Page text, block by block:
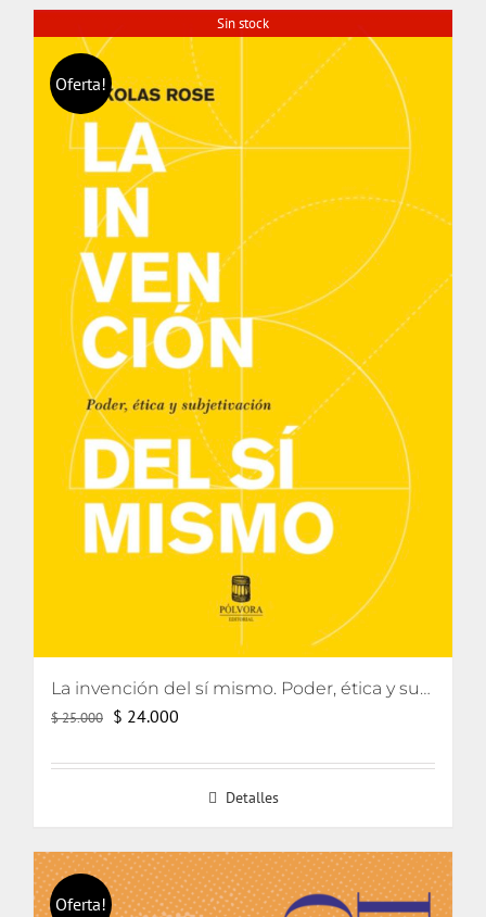
Sin stock
Oferta!
La invención del sí mismo. Poder, ética y subjetivación
$25.000 El
original
$ 24.000
actual
Detalles
Oferta!